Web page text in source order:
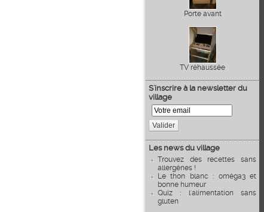
Porte avant
TV réhaussée
S'inscrire à la newsletter du
village
Valider
Les news du village
Trouvez des recettes sans
allergènes !
Le thon blanc : oméga3 et
bonne humeur
Quiz : l'alimentation sans
gluten